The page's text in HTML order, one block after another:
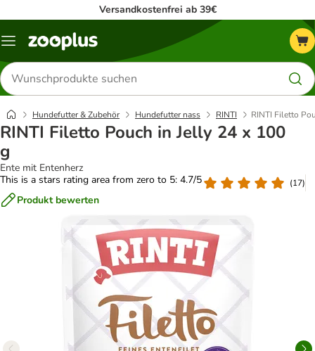
Versandkostenfrei ab 39€
Menü
Produkte
suchen
Hundefutter & Zubehör Hundefutter nass RINTI RINTI Filetto
RINTI Filetto Pouch in Jelly 24 x 100
g
Ente mit Entenherz
This is a stars rating area from zero to 5: 4.7/5
(17)
Produkt bewerten